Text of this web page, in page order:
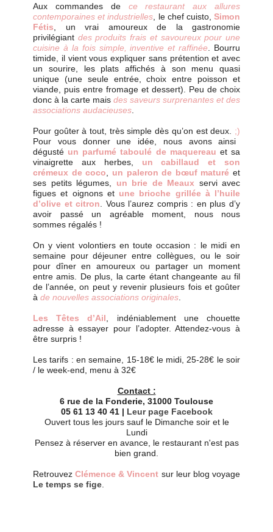
Aux commandes de ce restaurant aux allures
contemporaines et industrielles , le chef cuisto,Simon
Fétis , un vrai amoureux de la gastronomie
privilégiant des produits frais et savoureux pour une
cuisine à la fois simple, inventive et raffinée . Bourru
timide, il vient vous expliquer sans prétention et avec
un sourire, les plats affichés à son menu quasi
unique (une seule entrée, choix entre poisson et
viande, puis entre fromage et dessert). Peu de choix
donc à la carte mais des saveurs surprenantes et des
associations audacieuses
Pour goûter à tout, très simple dès qu’on est deux. ;)
Pour vous donner une idée, nous avons ainsi
dégusté un parfumé taboulé de maquereau et sa
vinaigrette aux herbes, un cabillaud et son
crémeux de coco
un paleron de bœuf maturé et
ses petits légumes, un brie de Meaux servi avec
figues et oignons et une brioche grillée à l’huile
d’olive et citron . Vous l’aurez compris : en plus d’y
avoir passé un agréable moment, nous nous
sommes régalés !
On y vient volontiers en toute occasion : le midi en
semaine pour déjeuner entre collègues, ou le soir
pour dîner en amoureux ou partager un moment
entre amis. De plus, la carte étant changeante au fil
de l’année, on peut y revenir plusieurs fois et goûter
à de nouvelles associations originales
Les Têtes d’Ail , indéniablement une chouette
adresse à essayer pour l’adopter. Attendez-vous à
être surpris !
Les tarifs : en semaine, 15-18€ le midi, 25-28€ le soir
/ le week-end, menu à 32€
Contact :
6 rue de la Fonderie, 31000 Toulouse
05 61 13 40 41 | Leur page Facebook
Ouvert tous les jours sauf le Dimanche soir et le
Lundi
Pensez à réserver en avance, le restaurant n'est pas
bien grand.
RetrouvezClémence & Vincent sur leur blog voyage
Le temps se fige